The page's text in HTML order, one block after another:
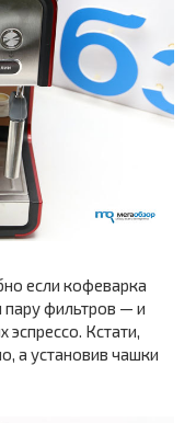
если кофеварка
пару фильтров — и
Кстати,
а установив чашки